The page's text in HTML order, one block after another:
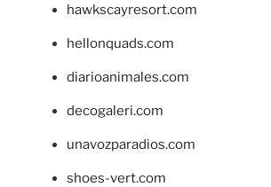
hawkscayresort.com
hellonquads.com
diarioanimales.com
decogaleri.com
unavozparadios.com
shoes-vert.com